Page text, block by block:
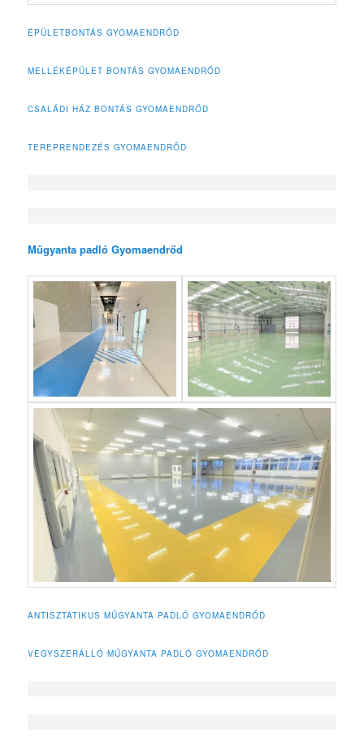
ÉPÜLETBONTÁS GYOMAENDRŐD
MELLÉKÉPÜLET BONTÁS GYOMAENDRŐD
CSALÁDI HÁZ BONTÁS GYOMAENDRŐD
TEREPRENDEZÉS GYOMAENDRŐD
Műgyanta padló Gyomaendrőd
ANTISZTATIKUS MŰGYANTA PADLÓ GYOMAENDRŐD
VEGYSZERÁLLÓ MŰGYANTA PADLÓ GYOMAENDRŐD